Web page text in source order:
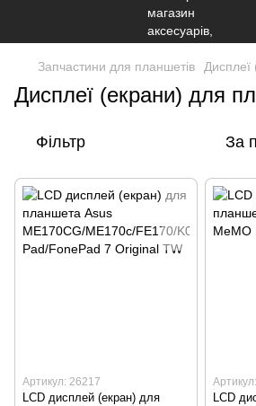
Запчастини для планшетів Дисплеї
Дисплеї (екрани) для
Фільтр За
Артикул: 26217
LCD дисплей (екран) для
LCD